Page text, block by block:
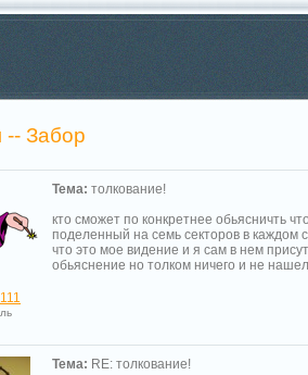
Забор
Тема: толкование!
кто сможет по конкретнее обьясничть
поделенный на семь секторов в каждом
что это мое видение и я сам в нем
обьяснение но толком ничего и не
Тема: RE: толкование!